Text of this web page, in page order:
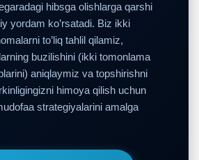
hibsga olishlarga qarshi
yordam ko’rsatadi. Biz ikki
to’liq tahlil qilamiz,
buzilishini (ikki tomonlama
aniqlaymiz va topshirishni
himoya qilish uchun
strategiyalarini amalga